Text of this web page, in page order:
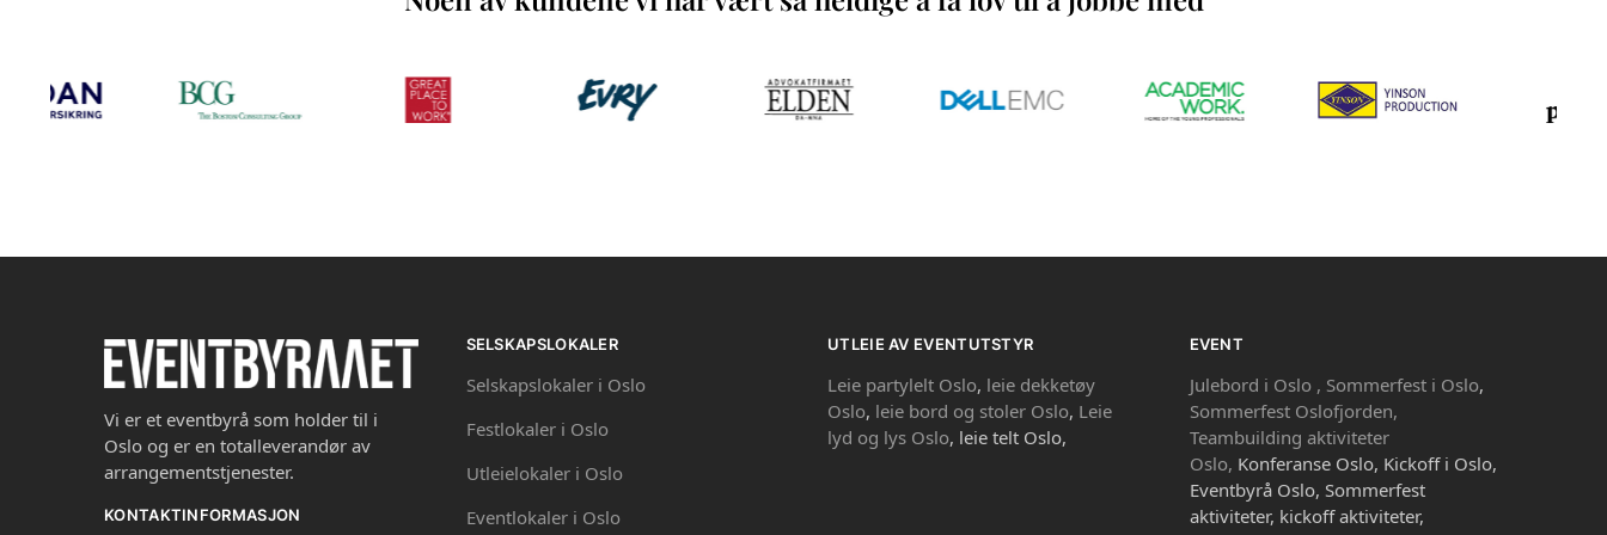
Vi er et eventbyrå som holder til i
Oslo og er en totalleverandør av
arrangementstjenester.
KONTAKTINFORMASJON
SELSKAPSLOKALER
Selskapslokaler i Oslo
Festlokaler i Oslo
Utleielokaler i Oslo
Eventlokaler i Oslo
UTLEIE AV EVENTUTSTYR
Leie partylelt Oslo, leie dekketøy
Oslo, leie bord og stoler Oslo, Leie
lyd og lys Oslo, leie telt Oslo,
EVENT
Julebord i Oslo , Sommerfest i Oslo,
Sommerfest Oslofjorden,
Teambuilding aktiviteter
Oslo, Konferanse Oslo, Kickoff i Oslo,
Eventbyrå Oslo, Sommerfest
aktiviteter, kickoff aktiviteter,